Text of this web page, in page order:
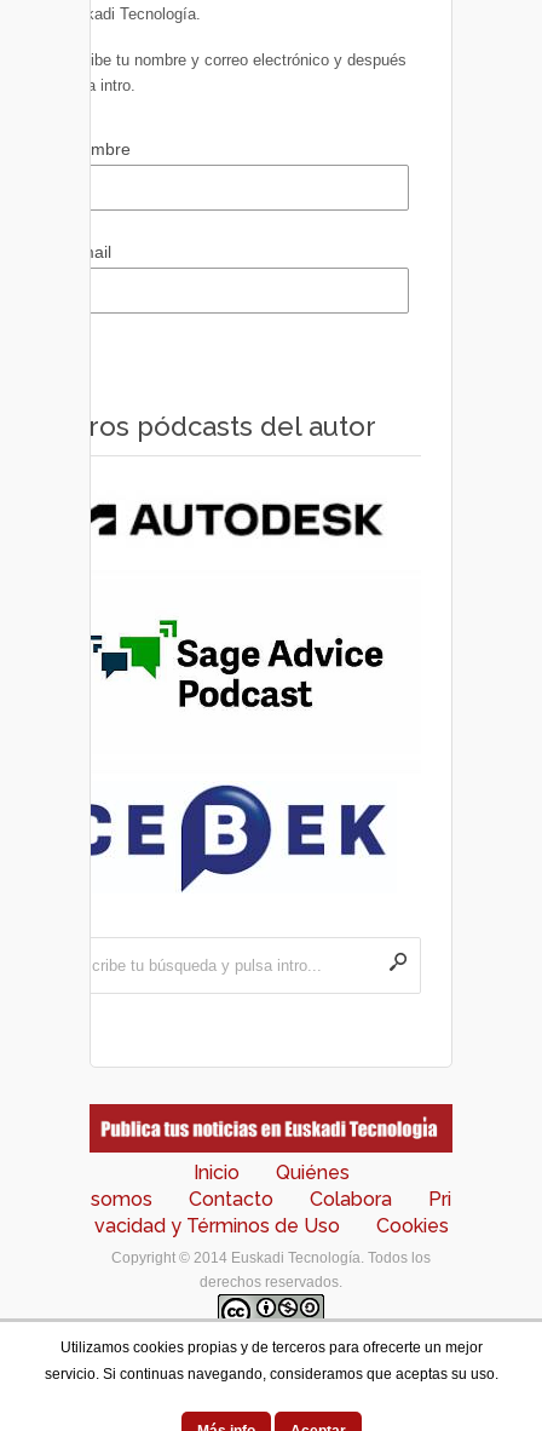
Euskadi Tecnología.
Escribe tu nombre y correo electrónico y después
pulsa intro.
Nombre
Email
Otros pódcasts del autor
Inicio
Quiénes
somos
Contacto Colabora
Pri
vacidad y Términos de Uso
Cookies
Copyright © 2014 Euskadi Tecnología. Todos los
derechos reservados.
Los contenidos de este portal están bajo unalicencia
de Creative Commons Reconocimiento-NoComercial-
Designed by
Utilizamos cookies propias y de terceros para ofrecerte un mejor
servicio. Si continuas navegando, consideramos que aceptas su uso.